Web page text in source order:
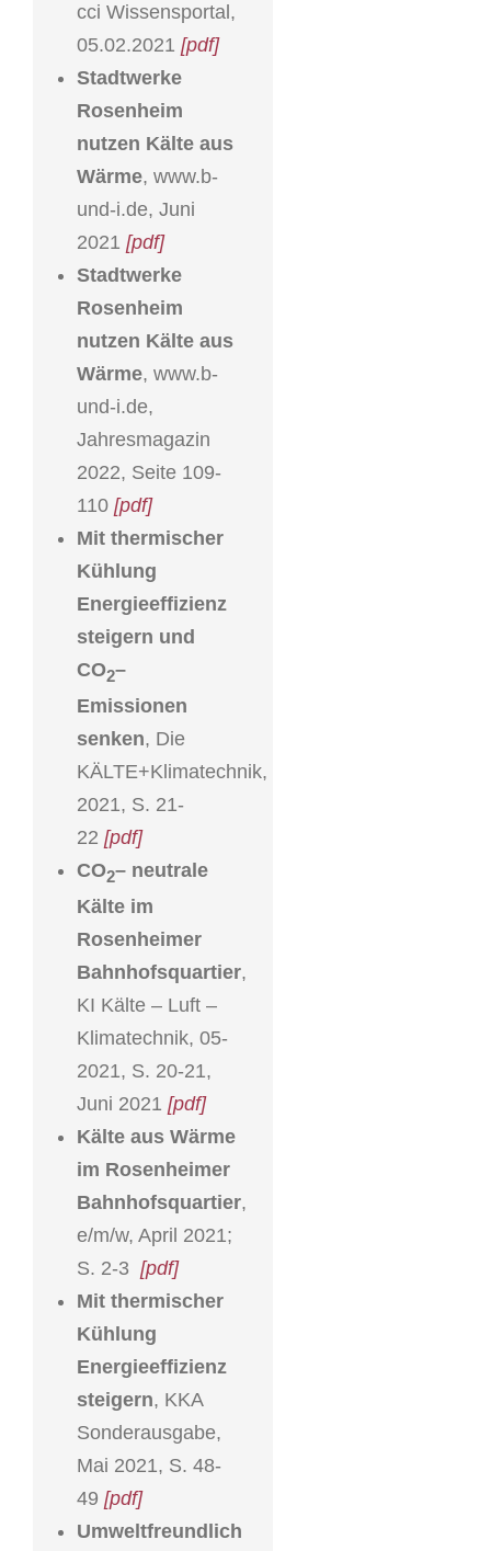
cci Wissensportal,
05.02.2021 [pdf]
Stadtwerke
Rosenheim
nutzen Kälte aus
Wärme, www.b-
und-i.de, Juni
2021 [pdf]
Stadtwerke
Rosenheim
nutzen Kälte aus
Wärme, www.b-
und-i.de,
Jahresmagazin
2022, Seite 109-
110 [pdf]
Mit thermischer
Kühlung
Energieeffizienz
steigern und
CO2–
Emissionen
senken, Die
KÄLTE+Klimatechnik,
2021, S. 21-
22 [pdf]
CO2– neutrale
Kälte im
Rosenheimer
Bahnhofsquartier,
KI Kälte – Luft –
Klimatechnik, 05-
2021, S. 20-21,
Juni 2021 [pdf]
Kälte aus Wärme
im Rosenheimer
Bahnhofsquartier,
e/m/w, April 2021;
S. 2-3 [pdf]
Mit thermischer
Kühlung
Energieeffizienz
steigern, KKA
Sonderausgabe,
Mai 2021, S. 48-
49 [pdf]
Umweltfreundlich